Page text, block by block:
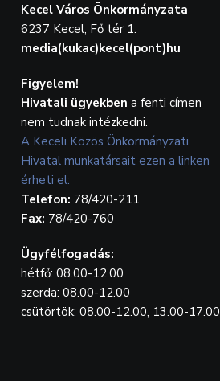
Kecel Város Önkormányzata
6237 Kecel, Fő tér 1.
media(kukac)kecel(pont)hu
Figyelem!
Hivatali ügyekben a fenti címen
nem tudnak intézkedni.
A Keceli Közös Önkormányzati
Hivatal munkatársait ezen a linken
érheti el:
Telefon: 78/420-211
Fax: 78/420-760
Ügyfélfogadás:
hétfő: 08.00-12.00
szerda: 08.00-12.00
csütörtök: 08.00-12.00, 13.00-17.00